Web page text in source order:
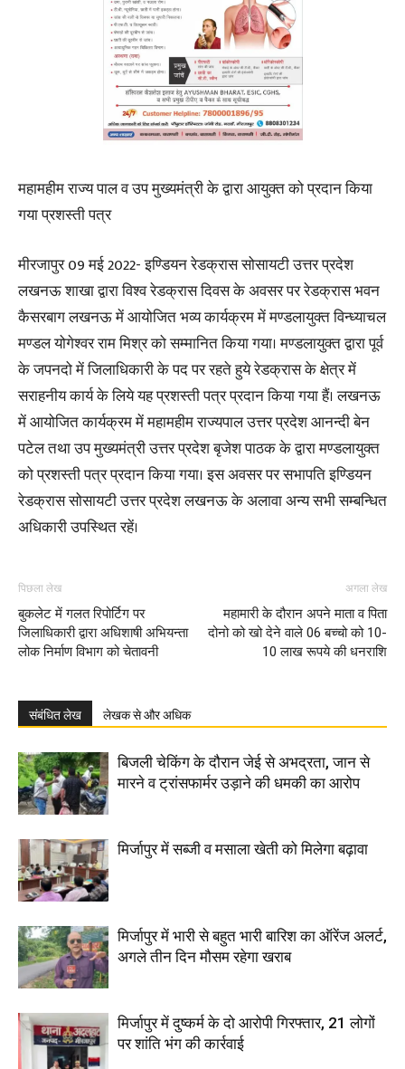
महामहीम राज्य पाल व उप मुख्यमंत्री के द्वारा आयुक्त को प्रदान किया
गया प्रशस्ती पत्र
मीरजापुर 09 मई 2022- इण्डियन रेडक्रास सोसायटी उत्तर प्रदेश
लखनऊ शाखा द्वारा विश्व रेडक्रास दिवस के अवसर पर रेडक्रास भवन
कैसरबाग लखनऊ में आयोजित भव्य कार्यक्रम में मण्डलायुक्त विन्ध्याचल
मण्डल योगेश्वर राम मिश्र को सम्मानित किया गया। मण्डलायुक्त द्वारा पूर्व
के जपनदो में जिलाधिकारी के पद पर रहते हुये रेडक्रास के क्षेत्र में
सराहनीय कार्य के लिये यह प्रशस्ती पत्र प्रदान किया गया हैं। लखनऊ
में आयोजित कार्यक्रम में महामहीम राज्यपाल उत्तर प्रदेश आनन्दी बेन
पटेल तथा उप मुख्यमंत्री उत्तर प्रदेश बृजेश पाठक के द्वारा मण्डलायुक्त
को प्रशस्ती पत्र प्रदान किया गया। इस अवसर पर सभापति इण्डियन
रेडक्रास सोसायटी उत्तर प्रदेश लखनऊ के अलावा अन्य सभी सम्बन्धित
अधिकारी उपस्थित रहें।
पिछला लेख
बुकलेट में गलत रिपोर्टिग पर
जिलाधिकारी द्वारा अधिशाषी अभियन्ता
लोक निर्माण विभाग को चेतावनी
अगला लेख
महामारी के दौरान अपने माता व पिता
दोनो को खो देने वाले 06 बच्चो को 10-
10 लाख रूपये की धनराशि
संबंधित लेख लेखक से और अधिक
बिजली चेकिंग के दौरान जेई से अभद्रता, जान से
मारने व ट्रांसफार्मर उड़ाने की धमकी का आरोप
मिर्जापुर में सब्जी व मसाला खेती को मिलेगा बढ़ावा
मिर्जापुर में भारी से बहुत भारी बारिश का ऑरेंज अलर्ट,
अगले तीन दिन मौसम रहेगा खराब
मिर्जापुर में दुष्कर्म के दो आरोपी गिरफ्तार, 21 लोगों
पर शांति भंग की कार्रवाई